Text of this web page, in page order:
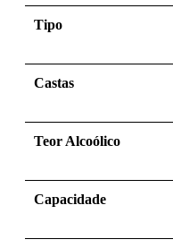
Tipo
Castas
Teor Alcoólico
Capacidade